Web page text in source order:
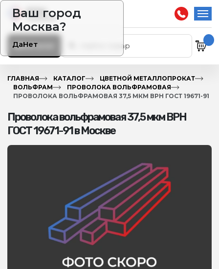
Ваш город
Москва?
ДаНет
Каталог
ГЛАВНАЯ КАТАЛОГ
ЦВЕТНОЙ МЕТАЛЛОПРОКАТ
ВОЛЬФРАМ
ПРОВОЛОКА ВОЛЬФРАМОВАЯ
ПРОВОЛОКА ВОЛЬФРАМОВАЯ 37,5 МКМ ВРН ГОСТ 19671-91
Проволока вольфрамовая 37,5 мкм ВРН
ГОСТ 19671-91 в Москве